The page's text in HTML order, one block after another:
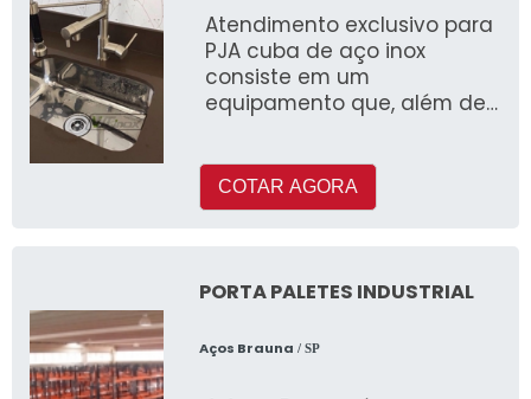
Atendimento exclusivo para
PJA cuba de aço inox
consiste em um
equipamento que, além de
a dupla, a redond
COTAR AGORA
PORTA PALETES INDUSTRIAL
Aços Brauna / SP